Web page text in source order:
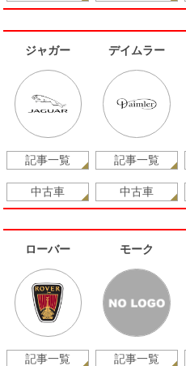
ジャガー
記事一覧
中古車
デイムラー
記事一覧
中古車
ローバー
記事一覧
モーク
記事一覧